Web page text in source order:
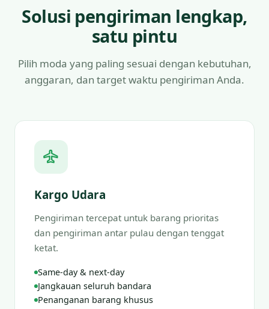
Solusi pengiriman lengkap,
satu pintu
Pilih moda yang paling sesuai dengan kebutuhan,
anggaran, dan target waktu pengiriman Anda.
Kargo Udara
Pengiriman tercepat untuk barang prioritas
dan pengiriman antar pulau dengan tenggat
ketat.
Same-day & next-day
Jangkauan seluruh bandara
Penanganan barang khusus